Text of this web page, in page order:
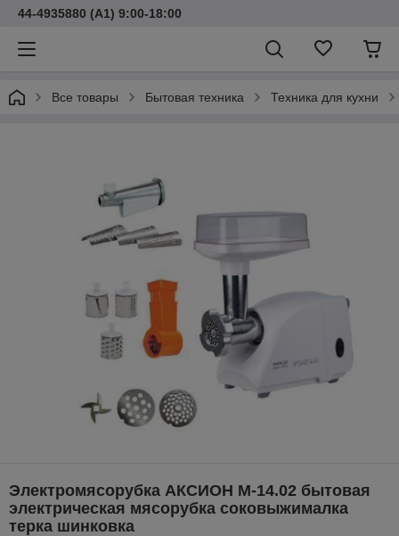
44-4935880 (A1) 9:00-18:00
Все товары Бытовая техника Техника для кухни
Электромясорубка АКСИОН М-14.02 бытовая
электрическая мясорубка соковыжималка
терка шинковка